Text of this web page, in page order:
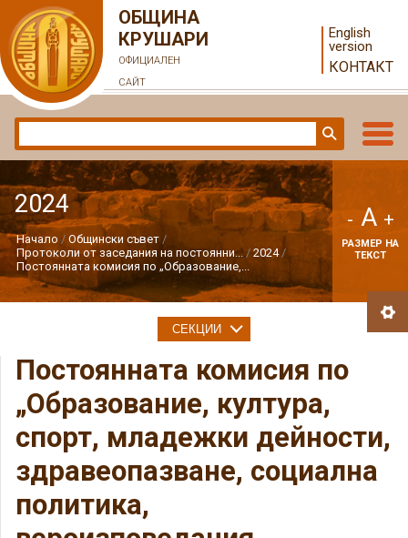
ОБЩИНА
КРУШАРИ
ОФИЦИАЛЕН
САЙТ
English
version
КОНТАКТ
2024
Начало
Общински съвет
Протоколи от заседания на постоянни...
2024
Постоянната комисия по „Образование,...
- A +
РАЗМЕР НА
ТЕКСТ
Постоянната комисия по
„Образование, култура,
спорт, младежки дейности,
здравеопазване, социална
политика,
СЕКЦИИ